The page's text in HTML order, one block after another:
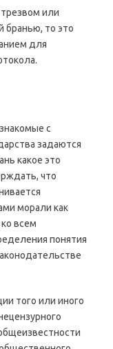
или
бранью, то это
для
с
задаются
какое это
что
морали как
всем
понятия
того или иного